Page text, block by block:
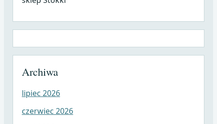
Archiwa
lipiec 2026
czerwiec 2026